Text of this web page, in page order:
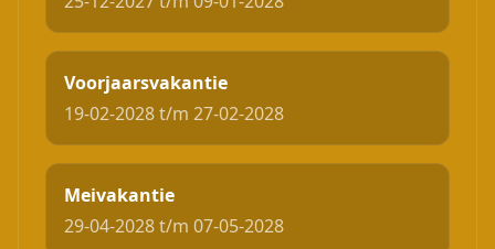
Voorjaarsvakantie
19-02-2028 t/m 27-02-2028
Meivakantie
29-04-2028 t/m 07-05-2028